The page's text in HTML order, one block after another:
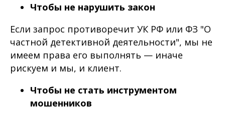
Чтобы не нарушить закон
Если запрос противоречит УК РФ или ФЗ "О
частной детективной деятельности", мы не
имеем права его выполнять — иначе
рискуем и мы, и клиент.
Чтобы не стать инструментом
мошенников